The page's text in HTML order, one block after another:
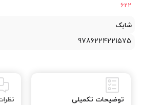
622
شابک
9786224221575
توضیحات تکمیلی